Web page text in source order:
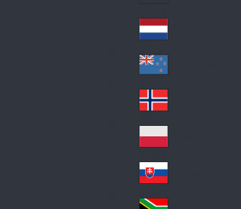
Lat
in
A
me
ric
a
Ne
the
rla
nd
s
Ne
w
Ze
ala
nd
No
rw
ay
Pol
an
d
Slo